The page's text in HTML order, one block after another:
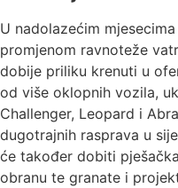
U nadolazećim
promjenom ravnoteže
dobije priliku krenuti u
od više oklopnih vozila,
Challenger, Leopard i
dugotrajnih rasprava u
će također dobiti
obranu te granate i